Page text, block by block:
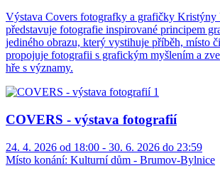
Výstava Covers fotografky a grafičky Kristýny
představuje fotografie inspirované principem
jediného obrazu, který vystihuje příběh, místo
propojuje fotografii s grafickým myšlením a
hře s významy.
COVERS - výstava fotografií
24. 4. 2026 od 18:00 - 30. 6. 2026 do 23:59
Místo konání: Kulturní dům - Brumov-Bylnice